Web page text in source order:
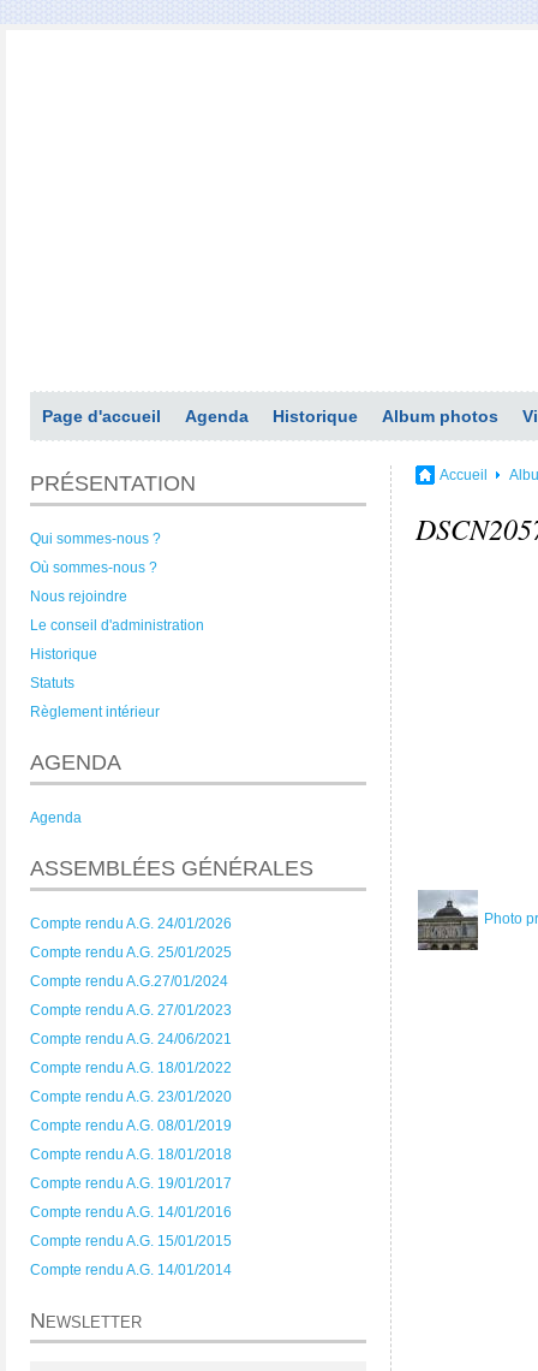
Page d'accueil Agenda Historique Album photos
PRÉSENTATION
Qui sommes-nous ?
Où sommes-nous ?
Nous rejoindre
Le conseil d'administration
Historique
Statuts
Règlement intérieur
AGENDA
Agenda
ASSEMBLÉES GÉNÉRALES
Compte rendu A.G. 24/01/2026
Compte rendu A.G. 25/01/2025
Compte rendu A.G.27/01/2024
Compte rendu A.G. 27/01/2023
Compte rendu A.G. 24/06/2021
Compte rendu A.G. 18/01/2022
Compte rendu A.G. 23/01/2020
Compte rendu A.G. 08/01/2019
Compte rendu A.G. 18/01/2018
Compte rendu A.G. 19/01/2017
Compte rendu A.G. 14/01/2016
Compte rendu A.G. 15/01/2015
Compte rendu A.G. 14/01/2014
Newsletter
Accueil
Photo